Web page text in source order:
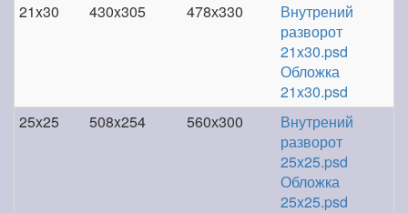
21x30
430x305 478х330
Внутрений
разворот
21x30.psd
Обложка
21x30.psd
25x25
508x254 560х300
Внутрений
разворот
25x25.psd
Обложка
25x25.psd